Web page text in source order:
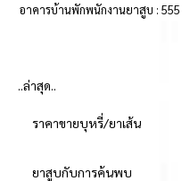
อาคารบ้านพักพนักงานยาสูบ :
..ล่าสุด..
ราคาขายบุหรี่/ยาเส้น
ยาสูบกับการค้นพบ